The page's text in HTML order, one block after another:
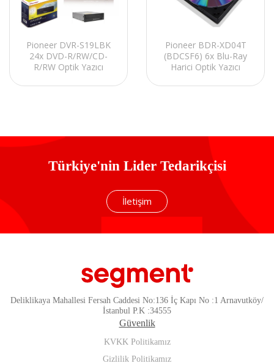
Pioneer DVR-S19LBK
24x DVD-R/RW/CD-
R/RW Optik Yazıcı
Pioneer BDR-XD04T
(BDCSF6) 6x Blu-Ray
Harici Optik Yazıcı
Türkiye'nin Lider Tedarikçisi
İletişim
Deliklikaya Mahallesi Fersah Caddesi No:136 İç Kapı No :1 Arnavutköy/
İstanbul P.K :34555
Güvenlik
KVKK Politikamız
Gizlilik Politikamız